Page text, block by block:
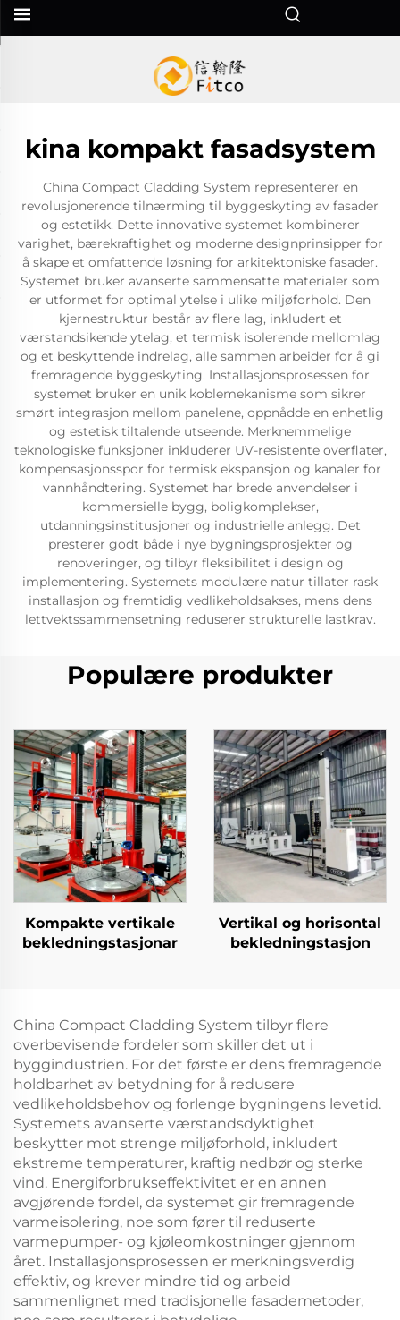
kina kompakt fasadsystem
China Compact Cladding System representerer en
revolusjonerende tilnærming til byggeskyting av fasader
og estetikk. Dette innovative systemet kombinerer
varighet, bærekraftighet og moderne designprinsipper for
å skape et omfattende løsning for arkitektoniske fasader.
Systemet bruker avanserte sammensatte materialer som
er utformet for optimal ytelse i ulike miljøforhold. Den
kjernestruktur består av flere lag, inkludert et
værstandsikende ytelag, et termisk isolerende mellomlag
og et beskyttende indrelag, alle sammen arbeider for å gi
fremragende byggeskyting. Installasjonsprosessen for
systemet bruker en unik koblemekanisme som sikrer
smørt integrasjon mellom panelene, oppnådde en enhetlig
og estetisk tiltalende utseende. Merknemmelige
teknologiske funksjoner inkluderer UV-resistente overflater,
kompensasjonsspor for termisk ekspansjon og kanaler for
vannhåndtering. Systemet har brede anvendelser i
kommersielle bygg, boligkomplekser,
utdanningsinstitusjoner og industrielle anlegg. Det
presterer godt både i nye bygningsprosjekter og
renoveringer, og tilbyr fleksibilitet i design og
implementering. Systemets modulære natur tillater rask
installasjon og fremtidig vedlikeholdsakses, mens dens
lettvektssammensetning reduserer strukturelle lastkrav.
Populære produkter
Kompakte vertikale
bekledningstasjonar
Vertikal og horisontal
bekledningstasjon
China Compact Cladding System tilbyr flere
overbevisende fordeler som skiller det ut i
byggindustrien. For det første er dens fremragende
holdbarhet av betydning for å redusere
vedlikeholdsbehov og forlenge bygningens levetid.
Systemets avanserte værstandsdyktighet
beskytter mot strenge miljøforhold, inkludert
ekstreme temperaturer, kraftig nedbør og sterke
vind. Energiforbrukseffektivitet er en annen
avgjørende fordel, da systemet gir fremragende
varmeisolering, noe som fører til reduserte
varmepumper- og kjøleomkostninger gjennom
året. Installasjonsprosessen er merkningsverdig
effektiv, og krever mindre tid og arbeid
sammenlignet med tradisjonelle fasademetoder,